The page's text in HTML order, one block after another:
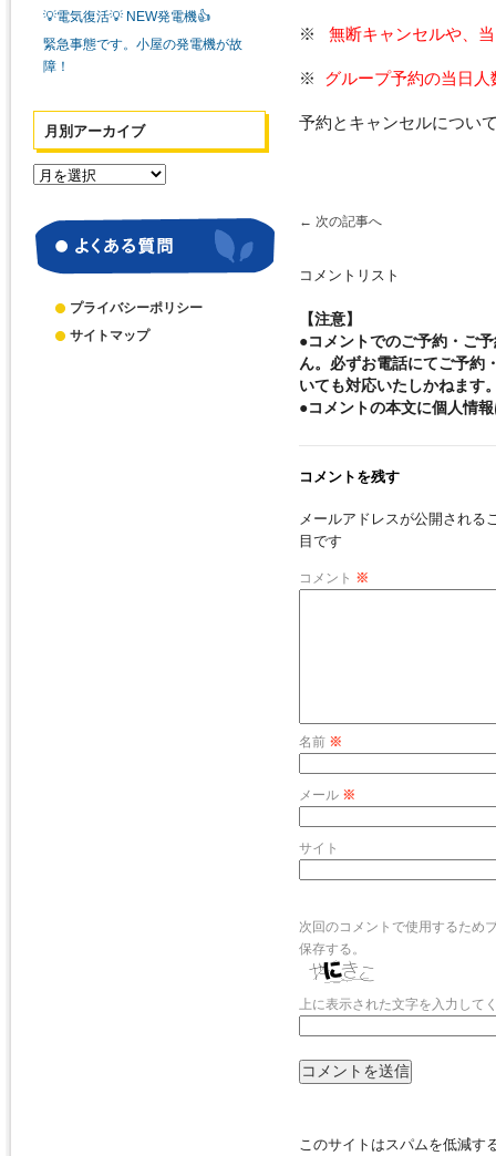
※ 無断キャンセルや、
※ グループ予約の当日
予約とキャンセルについ
← 次の記事へ
コメントリスト
【注意】
●コメントでのご予約・ご
ん。必ずお電話にてご予約
いても対応いたしかねます
●コメントの本文に個人情
コメントを残す
メールアドレスが公開される
目です
コメント ※
名前 ※
メール ※
サイト
次回のコメントで使用するため
保存する。
上に表示された文字を入力して
このサイトはスパムを低減す
💡電気復活💡 NEW発電機👍
緊急事態です。小屋の発電機が故
障！
月別アーカイブ
月
ー
カ
プライバシーポリシー
サイトマップ